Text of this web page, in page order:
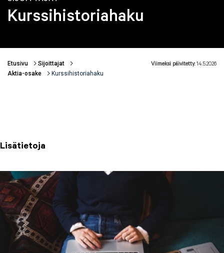
Kurssihistoriahaku
Murupolku
Etusivu
Sijoittajat
Aktia-osake
Kurssihistoriahaku
Viimeksi päivitetty:14.5.2026
Lisätietoja